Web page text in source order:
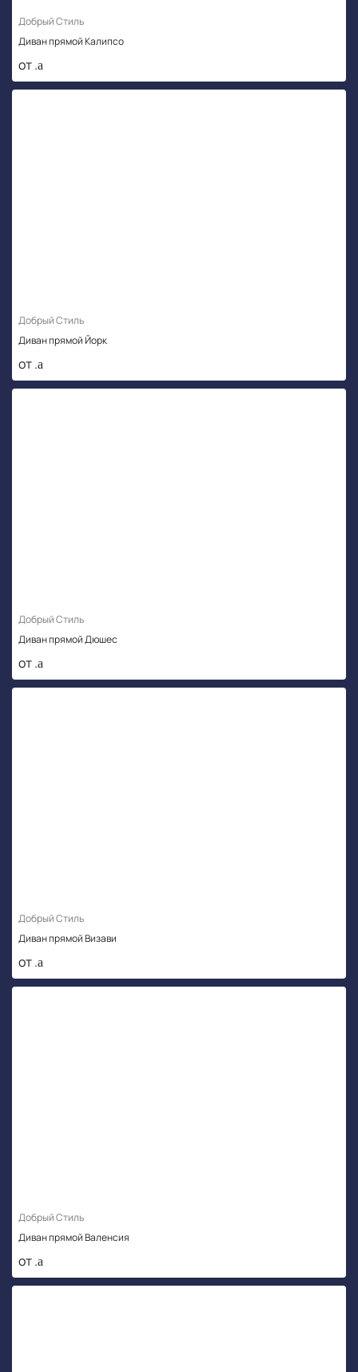
Добрый Стиль
Диван прямой Калипсо
от .
Добрый Стиль
Диван прямой Йорк
от .
Добрый Стиль
Диван прямой Дюшес
от .
Добрый Стиль
Диван прямой Визави
от .
Добрый Стиль
Диван прямой Валенсия
от .